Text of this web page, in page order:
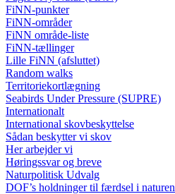
FiNN-punkter
FiNN-områder
FiNN område-liste
FiNN-tællinger
Lille FiNN (afsluttet)
Random walks
Territoriekortlægning
Seabirds Under Pressure (SUPRE)
Internationalt
International skovbeskyttelse
Sådan beskytter vi skov
Her arbejder vi
Høringssvar og breve
Naturpolitisk Udvalg
DOF’s holdninger til færdsel i naturen